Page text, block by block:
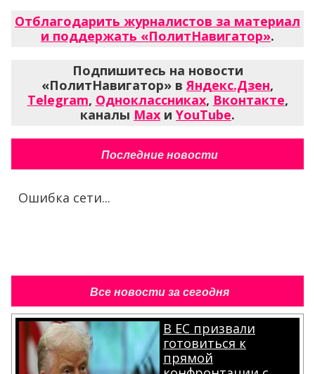
Отблагодарить журналистов за материал
и поддержать «ПолитНавигатор».
Подпишитесь на новости
«ПолитНавигатор» вЯндекс.Дзен,
Telegram, Одноклассниках, Вконтакте,
каналы Max и YouTube.
Последние новости
Ошибка сети...
Все новости за сегодня
В ЕС призвали
готовиться к
прямой